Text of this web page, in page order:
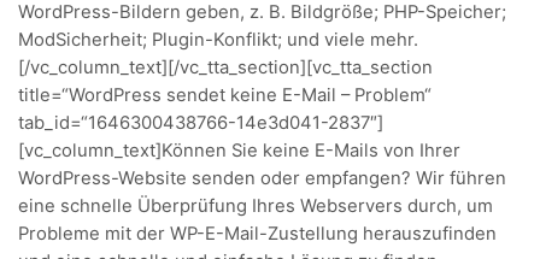
WordPress-Bildern geben, z. B. Bildgröße; PHP-Speicher;
ModSicherheit; Plugin-Konflikt; und viele mehr.
[/vc_column_text][/vc_tta_section][vc_tta_section
title=“WordPress sendet keine E-Mail – Problem“
tab_id=“1646300438766-14e3d041-2837″]
[vc_column_text]Können Sie keine E-Mails von Ihrer
WordPress-Website senden oder empfangen? Wir führen
eine schnelle Überprüfung Ihres Webservers durch, um
Probleme mit der WP-E-Mail-Zustellung herauszufinden